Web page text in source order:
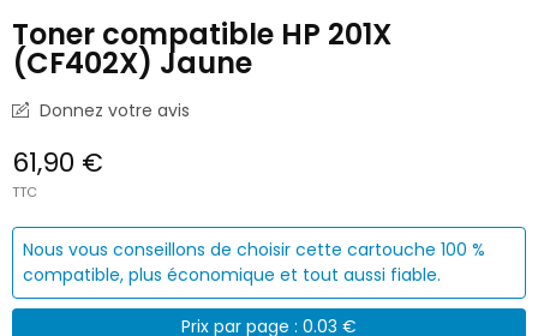
Toner compatible HP 201X
(CF402X) Jaune
Donnez votre avis
61,90 €
TTC
Nous vous conseillons de choisir cette cartouche 100 %
compatible, plus économique et tout aussi fiable.
Prix par page : 0.03 €